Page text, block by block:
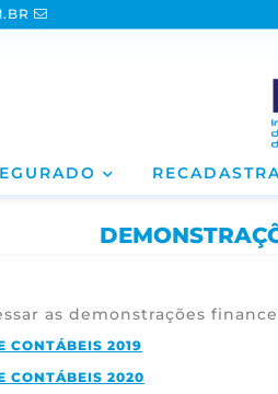
as demonstrações
CONTÁBEIS 2019
CONTÁBEIS 2020